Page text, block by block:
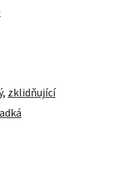
, zklidňující